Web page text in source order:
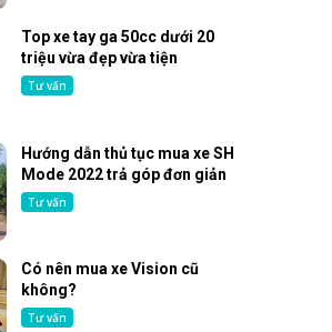
Top xe tay ga 50cc dưới 20
triệu vừa đẹp vừa tiện
Tư vấn
Hướng dẫn thủ tục mua xe SH
Mode 2022 trả góp đơn giản
Tư vấn
Có nên mua xe Vision cũ
không?
Tư vấn